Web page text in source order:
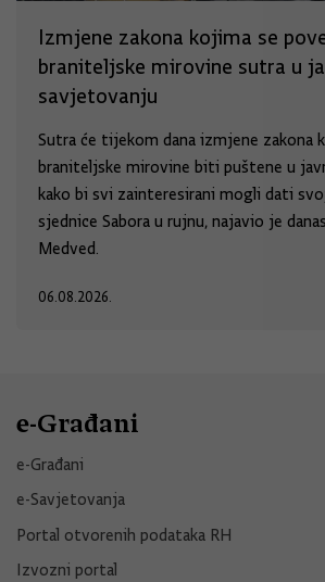
Izmjene zakona kojima se
braniteljske mirovine sutra u
savjetovanju
Sutra će tijekom dana izmjene zakona
braniteljske mirovine biti puštene u
kako bi svi zainteresirani mogli dati
sjednice Sabora u rujnu, najavio je
Medved.
06.08.2026.
e-Građani
e-Građani
e-Savjetovanja
Portal otvorenih podataka RH
Izvozni portal